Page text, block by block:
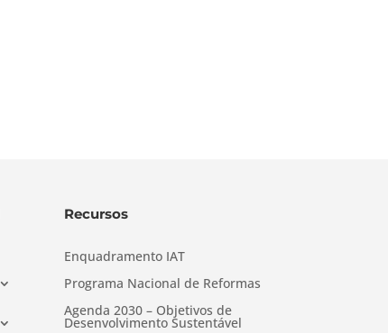
Recursos
Enquadramento IAT
Programa Nacional de Reformas
Agenda 2030 – Objetivos de
Desenvolvimento Sustentável